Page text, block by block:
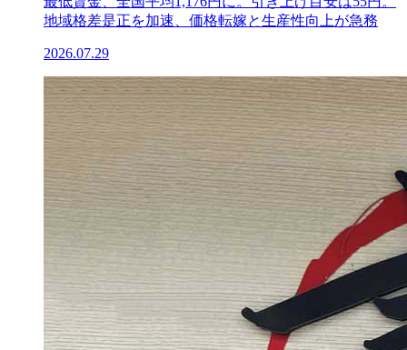
地域格差是正を加速、価格転嫁と生産性向上が急務
2026.07.29